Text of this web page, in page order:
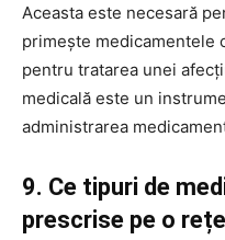
Aceasta este necesară
primește medicamentele
pentru tratarea unei
medicală este un
administrarea
9. Ce tipuri de
prescrise pe o